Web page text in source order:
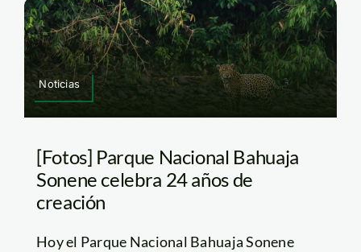
Noticias
[Fotos] Parque Nacional Bahuaja
Sonene celebra 24 años de
creación
Hoy el Parque Nacional Bahuaja Sonene